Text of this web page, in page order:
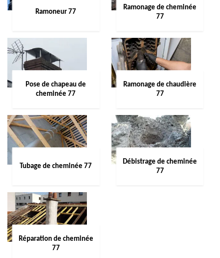
Ramoneur 77
Ramonage de cheminée
77
Pose de chapeau de
cheminée 77
Ramonage de chaudière
77
Tubage de cheminée 77
Débistrage de cheminée
77
Réparation de cheminée
77